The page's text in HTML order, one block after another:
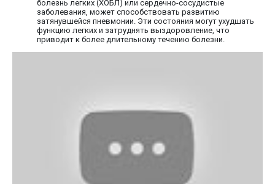
болезнь легких (ХОБЛ) или сердечно-сосудистые
заболевания, может способствовать развитию
затянувшейся пневмонии. Эти состояния могут ухудшать
функцию легких и затруднять выздоровление, что
приводит к более длительному течению болезни.